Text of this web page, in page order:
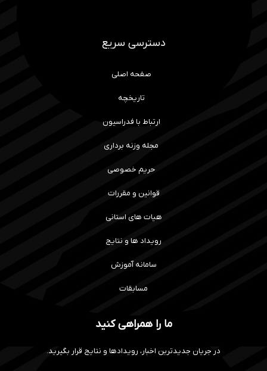
دسترسی سریع
صفحه اصلی
تاریخچه
ارتباط با فدراسیون
مجله وزنه برداری
حریم خصوصی
قوانین و مقررات
هیات های استانی
رویداد ها و نتایج
سامانه آموزش
مسابقات
ما را همراهی کنید
در جریان جدیدترین اخبار، رویدادها و نتایج قرار بگیرید.